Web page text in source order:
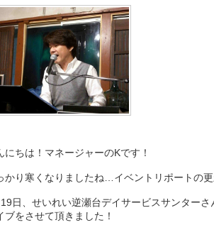
にちは！マネージャーのKです！
かり寒くなりましたね…イベントリポートの更
日、せいれい逆瀬台デイサービスサンター
ブをさせて頂きました！